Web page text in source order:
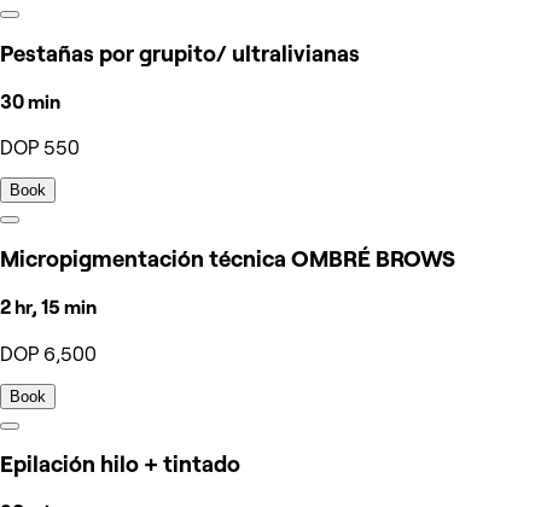
Pestañas por grupito/ ultralivianas
30 min
DOP 550
Book
Micropigmentación técnica OMBRÉ BROWS
2 hr, 15 min
DOP 6,500
Book
Epilación hilo + tintado